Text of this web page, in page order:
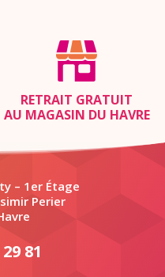
RETRAIT GRATUIT
AU MAGASIN DU HAVRE
– 1er Étage
Perier
81